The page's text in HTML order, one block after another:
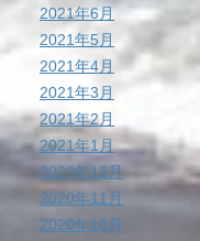
2021年6月
2021年5月
2021年4月
2021年3月
2021年2月
2021年1月
2020年12月
2020年11月
2020年10月